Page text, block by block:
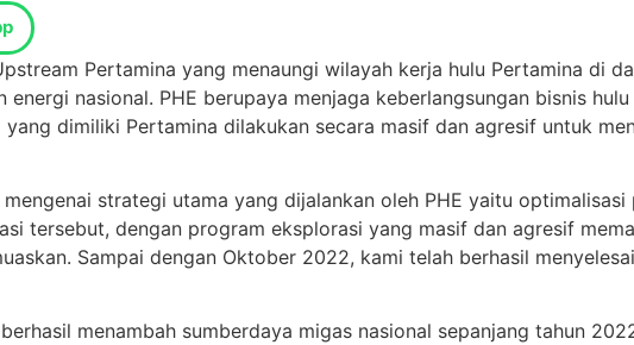
Pertamina yang menaungi wilayah kerja hulu Pertamina di
nasional. PHE berupaya menjaga keberlangsungan bisnis
dimiliki Pertamina dilakukan secara masif dan agresif untuk
strategi utama yang dijalankan oleh PHE yaitu
tersebut, dengan program eksplorasi yang masif dan agresif
Sampai dengan Oktober 2022, kami telah berhasil
menambah sumberdaya migas nasional sepanjang tahun